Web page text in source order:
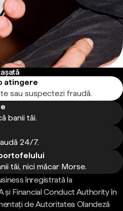
atingere
sau suspectezi fraudă.
banii tăi.
24/7.
tăi, nici măcar Morse.
înregistrată la
și Financial Conduct Authority în
de Autoritatea Olandeză